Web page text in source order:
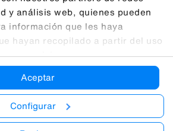
y análisis web, quienes pueden
información que les haya
hayan recopilado a partir del uso
sus servicios.
Aceptar
Configurar